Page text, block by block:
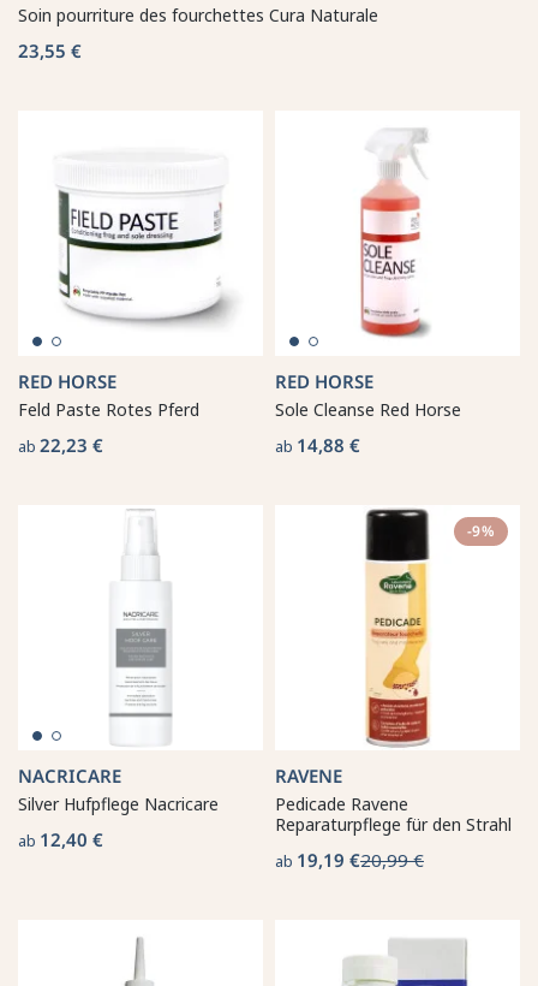
Soin pourriture des fourchettes Cura Naturale
23,55 €
RED HORSE
Feld Paste Rotes Pferd
ab 22,23 €
RED HORSE
Sole Cleanse Red Horse
ab 14,88 €
NACRICARE
Silver Hufpflege Nacricare
ab 12,40 €
-9%
RAVENE
Pedicade Ravene
Reparaturpflege für den Strahl
ab 19,19 €20,99 €